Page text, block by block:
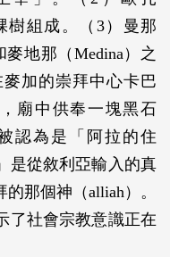
樹組成。（3）曼那
麥地那（Medina）之
加的崇拜中心卡巴
，廟中供奉一塊黑石
認為是「阿拉的住
是從敘利亞輸入的真
那個神（alliah）。
了社會宗教意識正在